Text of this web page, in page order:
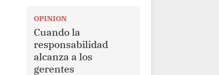
Más allá de su dimensión
religiosa, esta gira
representa una oportunidad
para reafirmar el valor del
diálogo, fortalecer los
vínculos entre los pueblos y
OPINION
Cuando la
responsabilidad
alcanza a los
gerentes